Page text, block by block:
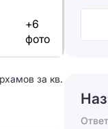
+6
фото
за кв.